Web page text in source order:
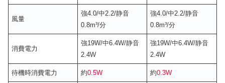
風量
強4.0/中2.2/静音
0.8m³/分
強4.0/中2.2/静音
0.8m³/分
消費電力
強19W/中6.4W/静音
2.4W
強19W/中6.4W/静音
2.4W
待機時消費電力 約0.5W 約0.3W